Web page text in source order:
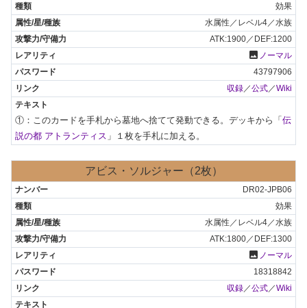
効果
水属性／レベル4／水族
ATK:1900／DEF:1200
photo ノーマル
43797906
収録／公式／Wiki
①：このカードを手札から墓地へ捨てて発動できる。デッキから「 伝
説の都 アトランティス 」１枚を手札に加える。
アビス・ソルジャー（2枚）
DR02-JPB06
効果
水属性／レベル4／水族
ATK:1800／DEF:1300
photo ノーマル
18318842
収録／公式／Wiki